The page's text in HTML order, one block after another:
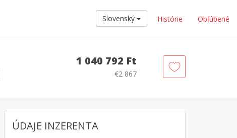
Slovenský Histórie Obľúbené
1 040 792 Ft
€2 867
ÚDAJE INZERENTA